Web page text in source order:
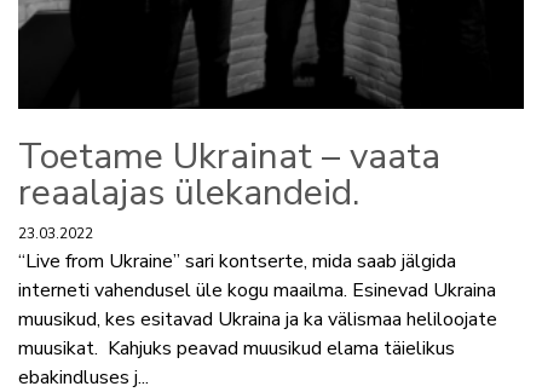
Toetame Ukrainat – vaata
reaalajas ülekandeid.
23.03.2022
“Live from Ukraine” sari kontserte, mida saab jälgida
interneti vahendusel üle kogu maailma. Esinevad Ukraina
muusikud, kes esitavad Ukraina ja ka välismaa heliloojate
muusikat. Kahjuks peavad muusikud elama täielikus
ebakindluses j...